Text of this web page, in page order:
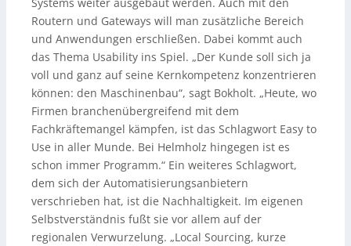
Routern und Gateways will man zusätzliche Bereich
und Anwendungen erschließen. Dabei kommt auch
das Thema Usability ins Spiel. „Der Kunde soll sich ja
voll und ganz auf seine Kernkompetenz konzentrieren
können: den Maschinenbau“, sagt Bokholt. „Heute, wo
Firmen branchenübergreifend mit dem
Fachkräftemangel kämpfen, ist das Schlagwort Easy to
Use in aller Munde. Bei Helmholz hingegen ist es
schon immer Programm.“ Ein weiteres Schlagwort,
dem sich der Automatisierungsanbietern
verschrieben hat, ist die Nachhaltigkeit. Im eigenen
Selbstverständnis fußt sie vor allem auf der
regionalen Verwurzelung. „Local Sourcing, kurze